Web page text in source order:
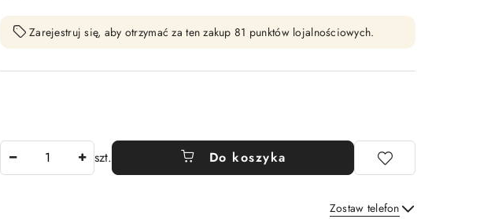
Zarejestruj się, aby otrzymać za ten zakup 81 punktów lojalnościowych.
szt. Do koszyka
Zostaw telefon